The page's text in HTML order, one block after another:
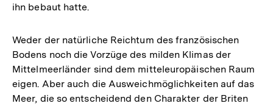
ihn bebaut hatte.
Weder der natürliche Reichtum des französischen
Bodens noch die Vorzüge des milden Klimas der
Mittelmeerländer sind dem mitteleuropäischen Raum
eigen. Aber auch die Ausweichmöglichkeiten auf das
Meer, die so entscheidend den Charakter der Briten